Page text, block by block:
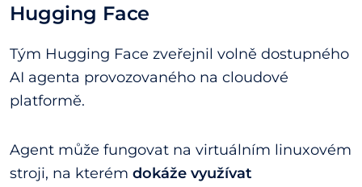
Hugging Face
Tým Hugging Face zveřejnil volně dostupného
AI agenta provozovaného na cloudové
platformě.
Agent může fungovat na virtuálním linuxovém
stroji, na kterém dokáže využívat